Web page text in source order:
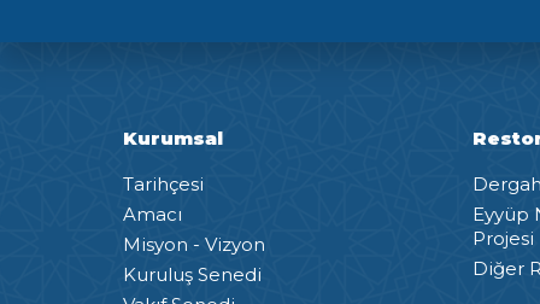
Kurumsal
Tarihçesi
Amacı
Misyon - Vizyon
Kuruluş Senedi
Eyyüp
Projesi
Diğer